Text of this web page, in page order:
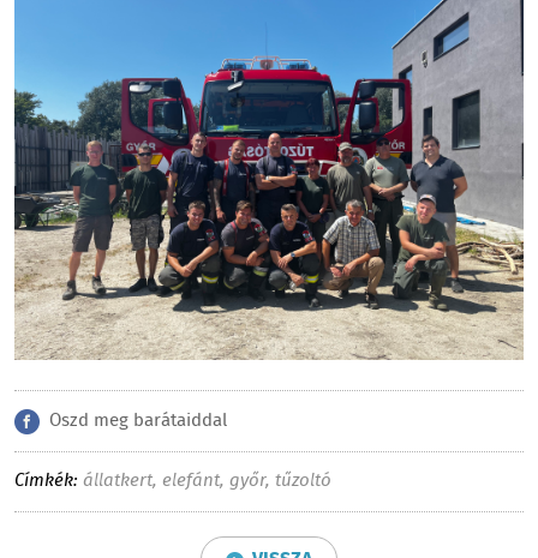
Oszd meg barátaiddal
Címkék: állatkert, elefánt, győr, tűzoltó